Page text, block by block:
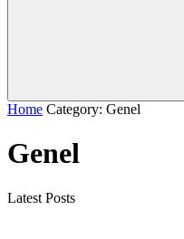
Home Category: Genel
Genel
Latest Posts